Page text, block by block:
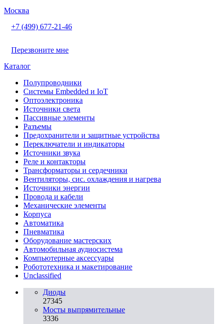
Москва
+7 (499) 677-21-46
Перезвоните мне
Каталог
Полупроводники
Системы Embedded и IoT
Oптоэлектроника
Источники света
Пассивные элементы
Разъeмы
Предохранители и защитные устройства
Переключатели и индикаторы
Источники звука
Реле и контакторы
Трансформаторы и сердечники
Вентиляторы, сис. охлаждения и нагрева
Источники энергии
Провода и кабели
Механические элементы
Корпуса
Автоматика
Пневматика
Оборудование мастерских
Автомобильная аудиосистема
Компьютерные аксессуары
Робототехника и макетирование
Unclassified
Диоды
27345
Мосты выпрямительные
3336